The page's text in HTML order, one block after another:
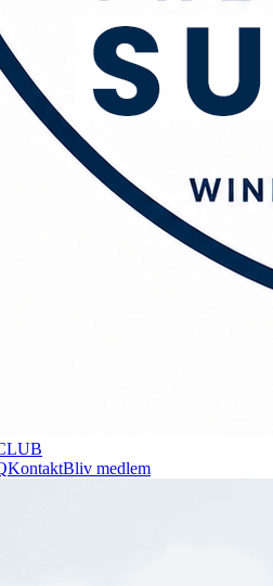
KontaktBliv medlem